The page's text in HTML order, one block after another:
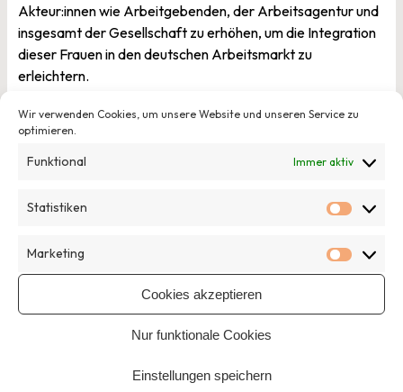
Wir verwenden Cookies, um unsere Website und unseren Service zu
optimieren.
Funktional Immer aktiv
Statistiken
Marketing
Cookies akzeptieren
Nur funktionale Cookies
Einstellungen speichern
Akteur:innen wie Arbeitgebenden, der Arbeitsagentur und
insgesamt der Gesellschaft zu erhöhen, um die Integration
dieser Frauen in den deutschen Arbeitsmarkt zu
erleichtern.
Veröffentlicht am
Veröffentlicht in
Beitragsnavigation
Schreibe einen Kommentar
Deine E-Mail-Adresse wird nicht veröffentlicht.